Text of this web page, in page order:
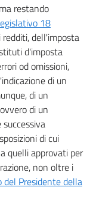
restando
18
redditi, dell'imposta
d'imposta
od omissioni,
di un
di un
di un
di cui
quelli approvati per
non oltre i
Presidente della